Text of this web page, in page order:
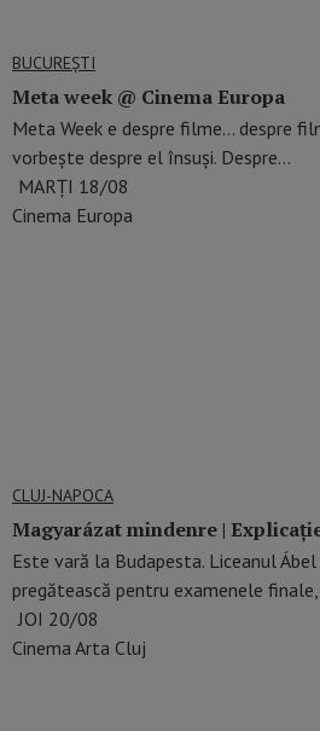
BUCUREŞTI
Meta week @ Cinema Europa
Meta Week e despre filme… despre
vorbește despre el însuși. Despre…
MARȚI 18/08
Cinema Europa
CLUJ-NAPOCA
Magyarázat mindenre |
Este vară la Budapesta. Liceanul
pregătească pentru examenele
JOI 20/08
Cinema Arta Cluj